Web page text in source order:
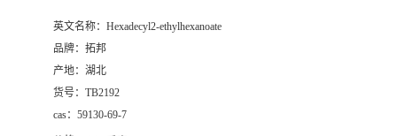
英文名称： Hexadecyl2-ethylhexanoate
品牌： 拓邦
产地： 湖北
货号： TB2192
cas： 59130-69-7